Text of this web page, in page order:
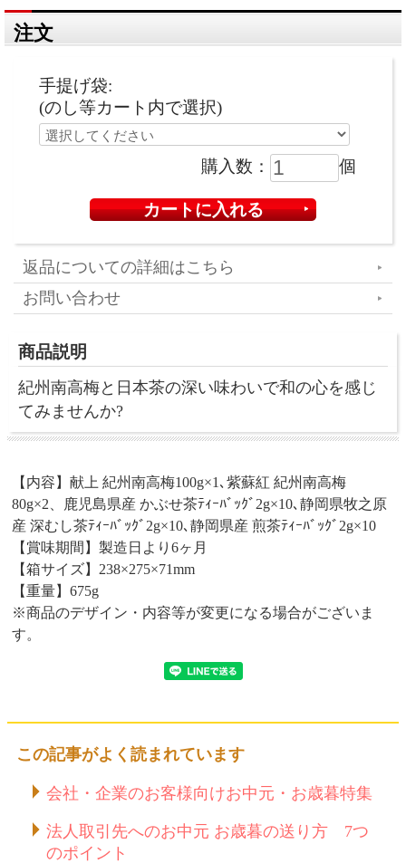
注文
手提げ袋:
(のし等カート内で選択)
購入数： 個
返品についての詳細はこちら
お問い合わせ
商品説明
紀州南高梅と日本茶の深い味わいで和の心を感じ
てみませんか?
【内容】献上 紀州南高梅100g×1､紫蘇紅 紀州南高梅
80g×2、鹿児島県産 かぶせ茶ﾃｨｰﾊﾞｯｸﾞ2g×10､静岡県牧之原
産 深むし茶ﾃｨｰﾊﾞｯｸﾞ2g×10､静岡県産 煎茶ﾃｨｰﾊﾞｯｸﾞ2g×10
【賞味期間】製造日より6ヶ月
【箱サイズ】238×275×71mm
【重量】675g
※商品のデザイン・内容等が変更になる場合がございま
す。
この記事がよく読まれています
会社・企業のお客様向けお中元・お歳暮特集
法人取引先へのお中元 お歳暮の送り方 7つ
のポイント